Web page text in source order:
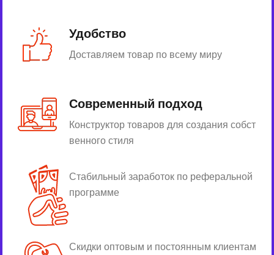
Удобство
Доставляем товар по всему миру
Современный подход
Конструктор товаров для создания собст
венного стиля
Стабильный заработок по реферальной
программе
Скидки оптовым и постоянным клиентам